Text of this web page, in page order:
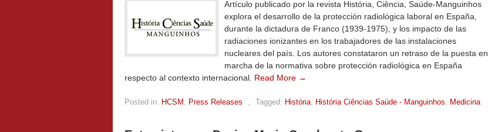
Artículo publicado por la revista História, Ciência, Saúde-Manguinhos
explora el desarrollo de la protección radiológica laboral en España,
durante la dictadura de Franco (1939-1975), y los impacto de las
radiaciones ionizantes en los trabajadores de las instalaciones
nucleares del país. Los autores constataron un retraso de la puesta en
marcha de la normativa sobre protección radiológica en España
respecto al contexto internacional. Read More →
Posted in: HCSM , Press Releases , Tagged: História, História Ciências Saúde - Manguinhos, Medicina